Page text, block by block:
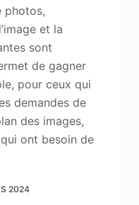
photos,
et la
sont
de gagner
pour ceux qui
demandes de
des images,
ont besoin de
2024